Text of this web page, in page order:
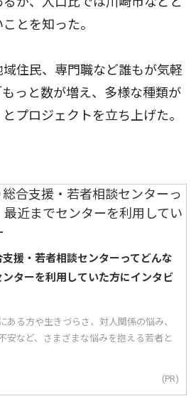
とを知った。
住民、専門職など誰もが気軽
っと数が増え、多様な種類が
プロジェクトを立ち上げた。
援・若者相談センターってどんな
ターを利用していた方にインタビ
ある方や生きづらさ、対人関係の悩み、
安など、さまざまな悩みを抱える若者と
(PR)